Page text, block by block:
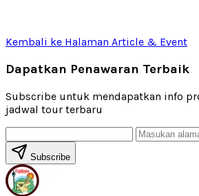
Kembali ke Halaman Article & Event
Dapatkan Penawaran Terbaik
Subscribe untuk mendapatkan info
jadwal tour terbaru
Subscribe